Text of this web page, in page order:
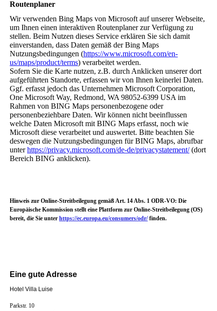
Routenplaner
Wir verwenden Bing Maps von Microsoft auf unserer Webseite,
um Ihnen einen interaktiven Routenplaner zur Verfügung zu
stellen. Beim Nutzen dieses Service erklären Sie sich damit
einverstanden, dass Daten gemäß der Bing Maps
Nutzungsbedingungen (https://www.microsoft.com/en-
us/maps/product/terms) verarbeitet werden.
Sofern Sie die Karte nutzen, z.B. durch Anklicken unserer dort
aufgeführten Standorte, erfassen wir von Ihnen keinerlei Daten.
Ggf. erfasst jedoch das Unternehmen Microsoft Corporation,
One Microsoft Way, Redmond, WA 98052-6399 USA im
Rahmen von BING Maps personenbezogene oder
personenbeziehbare Daten. Wir können nicht beeinflussen
welche Daten Microsoft mit BING Maps erfasst, noch wie
Microsoft diese verarbeitet und auswertet. Bitte beachten Sie
deswegen die Nutzungsbedingungen für BING Maps, abrufbar
unterhttps://privacy.microsoft.com/de-de/privacystatement/(dort
Bereich BING anklicken).
Hinweis zur Online-Streitbeilegung gemäß Art. 14 Abs. 1 ODR-VO: Die
Europäische Kommission stellt eine Plattform zur Online-Streitbeilegung (OS)
bereit, die Sie unter https://ec.europa.eu/consumers/odr/finden.
Eine gute Adresse
Hotel Villa Luise
Parkstr. 10